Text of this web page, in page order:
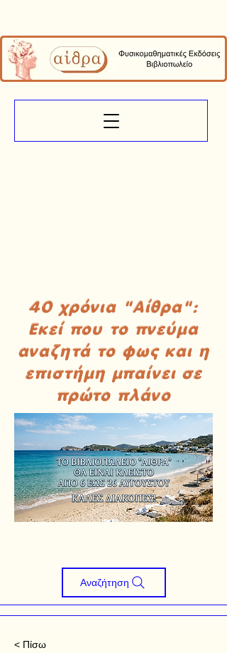
40 χρόνια "Αίθρα":
Εκεί που το πνεύμα
αναζητά το φως και η
επιστήμη μπαίνει σε
πρώτο πλάνο
Αναζήτηση
< Πίσω